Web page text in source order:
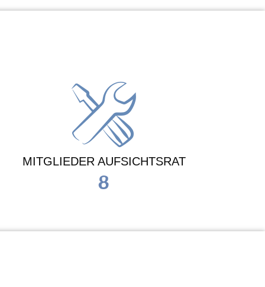
MITGLIEDER AUFSICHTSRAT
8